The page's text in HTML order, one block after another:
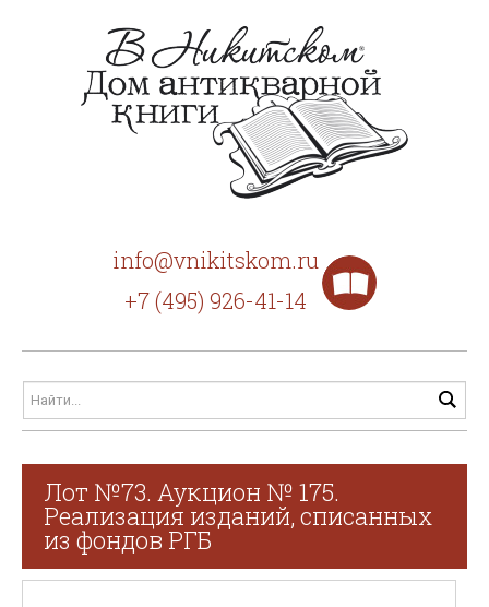
info@vnikitskom.ru
+7 (495) 926-41-14
Лот №73. Аукцион № 175.
Реализация изданий, списанных
из фондов РГБ